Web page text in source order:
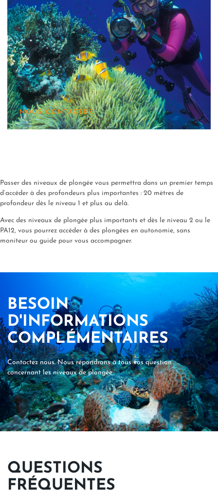
NOUS CONTACTER
Passer des niveaux de plongée vous permettra dans un premier temps
d’accéder à des profondeurs plus importantes : 20 mètres de
profondeur dès le niveau 1 et plus au delà.
Avec des niveaux de plongée plus importants et dès le niveau 2 ou le
PA12, vous pourrez accéder à des plongées en autonomie, sans
moniteur ou guide pour vous accompagner.
BESOIN
D'INFORMATIONS
COMPLÉMENTAIRES
Contactez nous. Nous répondrons à tous vos question
concernant les niveaux de plongée
QUESTIONS
FRÉQUENTES